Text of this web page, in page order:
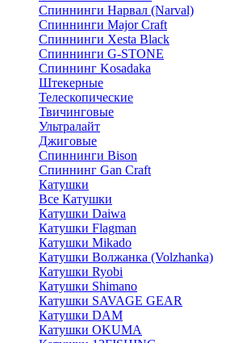
Спиннинги Нарвал (Narval)
Спиннинги Major Craft
Спиннинги Xesta Black
Спиннинги G-STONE
Спиннинг Kosadaka
Штекерные
Телескопические
Твичинговые
Ультралайт
Джиговые
Спиннинги Bison
Спиннинг Gan Craft
Катушки
Все Катушки
Катушки Daiwa
Катушки Flagman
Катушки Mikado
Катушки Волжанка (Volzhanka)
Катушки Ryobi
Катушки Shimano
Катушки SAVAGE GEAR
Катушки DAM
Катушки OKUMA